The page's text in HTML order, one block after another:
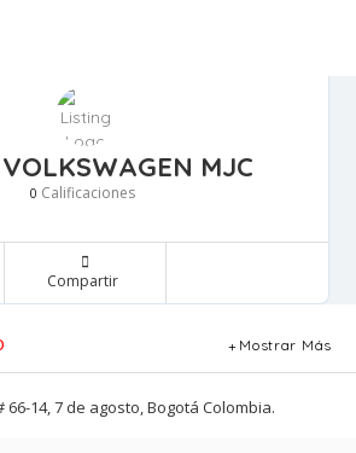
MJC
0 Calificaciones
Compartir
Mostrar Más
66-14, 7 de agosto, Bogotá Colombia.